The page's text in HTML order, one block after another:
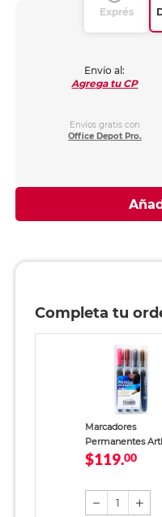
Exprés
Envío al:
Agrega tu CP
Envíos gratis con
Office Depot Pro.
Completa tu
Marcadores
Permanentes
Metálico 4 piezas
$119.00
1